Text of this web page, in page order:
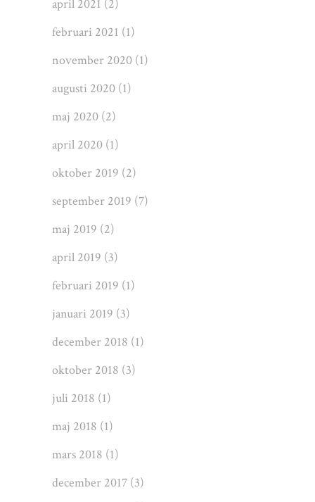
april 2021 (2)
februari 2021 (1)
november 2020 (1)
augusti 2020 (1)
maj 2020 (2)
april 2020 (1)
oktober 2019 (2)
september 2019 (7)
maj 2019 (2)
april 2019 (3)
februari 2019 (1)
januari 2019 (3)
december 2018 (1)
oktober 2018 (3)
juli 2018 (1)
maj 2018 (1)
mars 2018 (1)
december 2017 (3)